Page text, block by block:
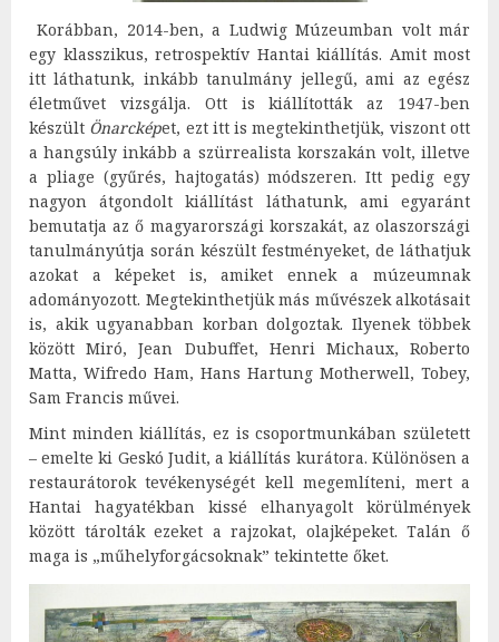
Korábban, 2014-ben, a Ludwig Múzeumban volt már
egy klasszikus, retrospektív Hantai kiállítás. Amit most
itt láthatunk, inkább tanulmány jellegű, ami az egész
életművet vizsgálja. Ott is kiállították az 1947-ben
készült Önarcképet, ezt itt is megtekinthetjük, viszont ott
a hangsúly inkább a szürrealista korszakán volt, illetve
a pliage (gyűrés, hajtogatás) módszeren. Itt pedig egy
nagyon átgondolt kiállítást láthatunk, ami egyaránt
bemutatja az ő magyarországi korszakát, az olaszországi
tanulmányútja során készült festményeket, de láthatjuk
azokat a képeket is, amiket ennek a múzeumnak
adományozott. Megtekinthetjük más művészek alkotásait
is, akik ugyanabban korban dolgoztak. Ilyenek többek
között Miró, Jean Dubuffet, Henri Michaux, Roberto
Matta, Wifredo Ham, Hans Hartung Motherwell, Tobey,
Sam Francis művei.
Mint minden kiállítás, ez is csoportmunkában született
– emelte ki Geskó Judit, a kiállítás kurátora. Különösen a
restaurátorok tevékenységét kell megemlíteni, mert a
Hantai hagyatékban kissé elhanyagolt körülmények
között tárolták ezeket a rajzokat, olajképeket. Talán ő
maga is „műhelyforgácsoknak” tekintette őket.